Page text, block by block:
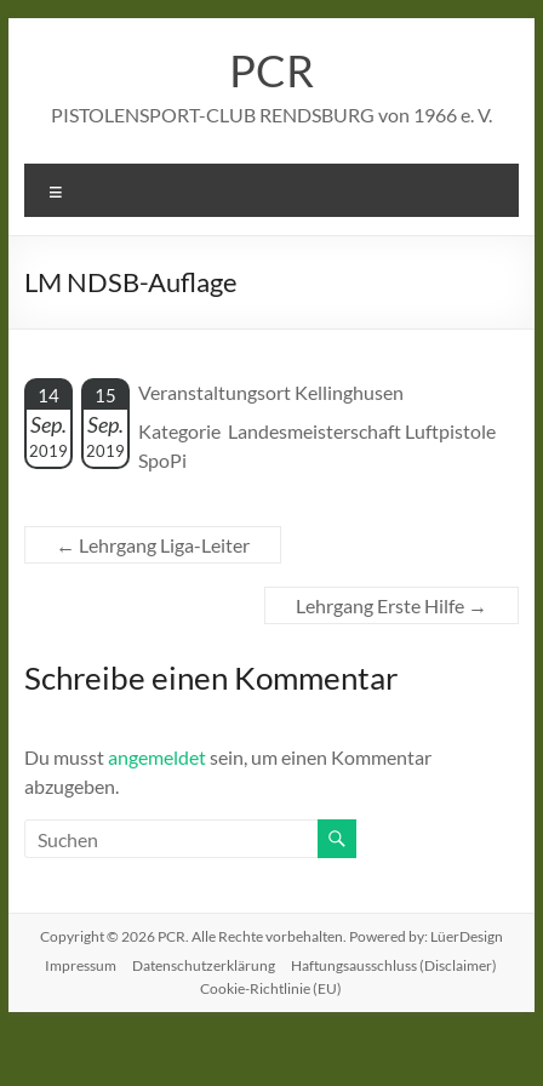
PCR
PISTOLENSPORT-CLUB RENDSBURG von 1966 e. V.
LM NDSB-Auflage
14
Sep.
2019
15
Sep.
2019
Veranstaltungsort Kellinghusen
Kategorie Landesmeisterschaft Luftpistole
SpoPi
← Lehrgang Liga-Leiter
Lehrgang Erste Hilfe →
Schreibe einen Kommentar
Du musstangemeldetsein, um einen Kommentar
abzugeben.
Copyright © 2026 PCR. Alle Rechte vorbehalten. Powered by: LüerDesign
Impressum
Datenschutzerklärung
Haftungsausschluss (Disclaimer)
Cookie-Richtlinie (EU)